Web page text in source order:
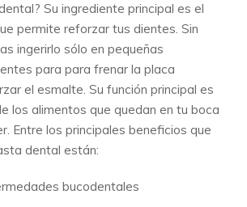
Su ingrediente principal es el
permite reforzar tus dientes. Sin
ingerirlo sólo en pequeñas
para para frenar la placa
el esmalte. Su función principal es
los alimentos que quedan en tu boca
Entre los principales beneficios que
dental están:
bucodentales